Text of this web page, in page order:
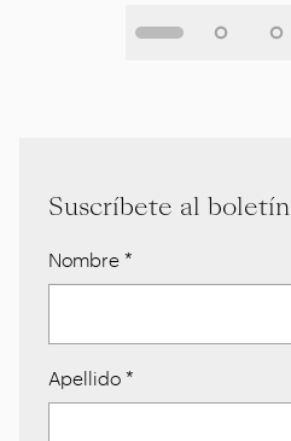
Suscríbete al boletín
Nombre *
Apellido *